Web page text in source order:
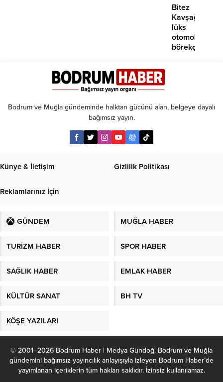
Bitez
Kavşağı’nda
lüks
otomobil
börekçiye
Bodrum ve Muğla gündeminde halktan gücünü alan, belgeye dayalı
bağımsız yayın.
Künye & İletişim Gizlilik Politikası
Reklamlarınız İçin
GÜNDEM MUĞLA HABER
TURİZM HABER SPOR HABER
SAĞLIK HABER EMLAK HABER
KÜLTÜR SANAT BH TV
KÖŞE YAZILARI
© 2001–2026 Bodrum Haber | Medya Gündoğ. Bodrum ve Muğla
gündemini bağımsız yayıncılık anlayışıyla izleyen Bodrum Haber’de
yayımlanan içeriklerin tüm hakları saklıdır. İzinsiz kullanılamaz.